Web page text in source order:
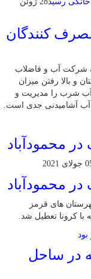
كنندگان
شرکت آب و فاضلاب
و بالا رفتن میزان
شرب را مدیریت و
آب آشامیدنی جدی است.
محمودآباد
2021
محمودآباد
های قرمز
با کرونا تعطیل شد.
در ساحل